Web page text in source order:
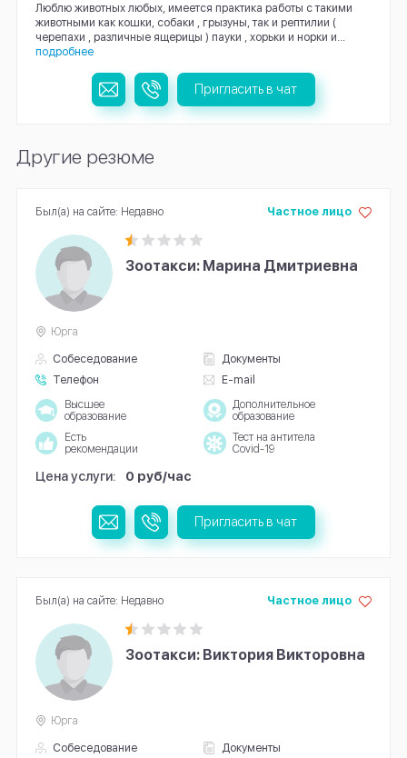
Люблю животных любых, имеется практика работы с такими
животными как кошки, собаки , грызуны, так и рептилии (
черепахи , различные ящерицы ) пауки , хорьки и норки и...
подробнее
Пригласить в чат
Другие резюме
Зоотакси: Марина Дмитриевна
Собеседование
Документы
Телефон
E-mail
Частное лицо
Юрга
Высшее
образование
Дополнительное
образование
Есть
рекомендации
Тест на антитела
Covid-19
Цена услуги: 0 руб/час
Был(а) на сайте: Недавно
Пригласить в чат
Зоотакси: Виктория Викторовна
Собеседование
Документы
Частное лицо
Юрга
Был(а) на сайте: Недавно